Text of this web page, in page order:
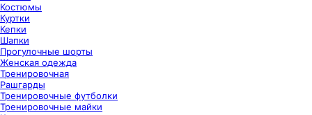
Костюмы
Куртки
Кепки
Шапки
Прогулочные шорты
Женская одежда
Тренировочная
Рашгарды
Тренировочные футболки
Тренировочные майки